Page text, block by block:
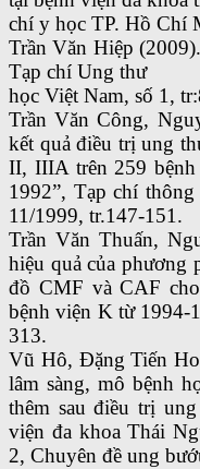
chí y học TP. Hồ Chí
Trần Văn Hiệp
Tạp chí Ung thư
học Việt Nam, số 1,
Trần Văn Công,
kết quả điều trị ung
II, IIIA trên 259
1992”, Tạp chí
11/1999, tr.147-151.
Trần Văn Thuấn,
hiệu quả của phương
đồ CMF và CAF
bệnh viện K từ 1994-
313.
Vũ Hô, Đặng Tiến
lâm sàng, mô bệnh
thêm sau điều trị
viện đa khoa Thái
2, Chuyên đề ung